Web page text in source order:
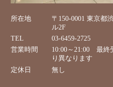
所在地
〒150-0001 東京都
ル2F
TEL
03-6459-2725
営業時間
10:00～21:00 最
り異なります
定休日
無し